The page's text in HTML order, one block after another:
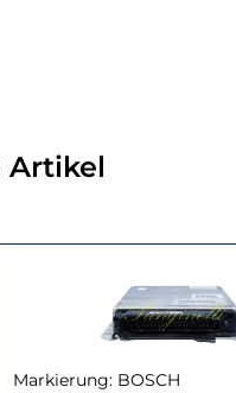
Artikel
Markierung: BOSCH